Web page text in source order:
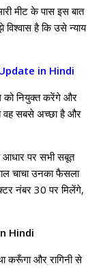
मीट के पास इस बात
है कि उसे न्याय
in Hindi
को नियुक्त करेंगे और
वह सबसे अच्छा है और
पर सभी सबूत
चाचा उनका फैसला
नंबर 30 पर मिलेंगे,
Hindi
करूँगा और रागिनी से